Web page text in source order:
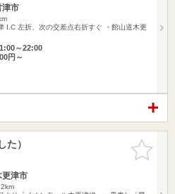
津市
I.C 左折、次の交差点右折すぐ ・館山道木更
～22:00
円～
お気に入
りに追加
た）
更津市